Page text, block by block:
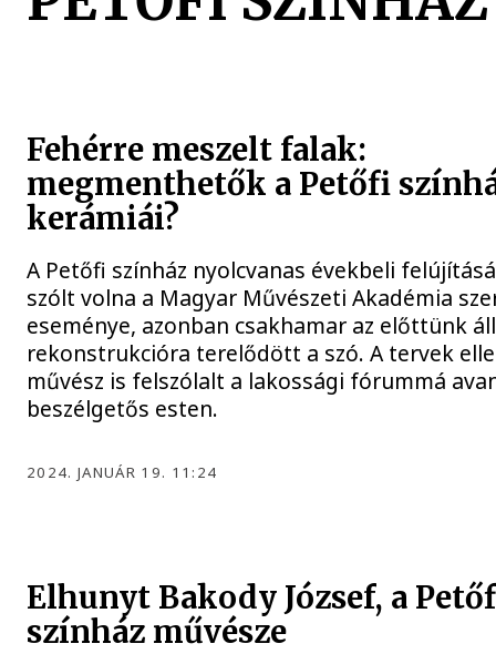
Fehérre meszelt falak:
megmenthetők a Petőfi
kerámiái?
A Petőfi színház nyolcvanas évekbeli
szólt volna a Magyar Művészeti Akadémia
eseménye, azonban csakhamar az előttünk
rekonstrukcióra terelődött a szó. A tervek
művész is felszólalt a lakossági fórummá
beszélgetős esten.
2024. JANUÁR 19. 11:24
Elhunyt Bakody József, a
színház művésze